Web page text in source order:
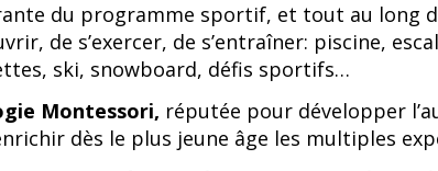
du programme sportif, et tout au long
de s’exercer, de s’entraîner: piscine,
ski, snowboard, défis sportifs…
Montessori, réputée pour développer
dès le plus jeune âge les multiples